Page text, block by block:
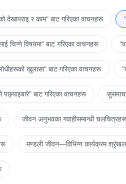
अनुकूल छैनौ। के दुष्टले पाउने जस्तै
दिनबाट उम्कन सक्दैन भन्‍ने कुरालाई
पत्ता लगाउनेछौ। जब त्यो दिन
सपनाहरू चकनाचूर हुनेछन्। तैपनि,
भए तापनि, मैले मानवजातिलाई दिने
गन्तव्यमा लैजान सक्‍ने म मात्रै हुँ भन्‍ने
र काम” बाट गरिएका वाचनहरू
चिन्‍ने विषयमा” बाट गरिएका वाचनहरू
खुलासा” बाट गरिएका वाचनहरू
बाट गरिएका वाचनहरू
जीवन अनुभवका गवाहीसम्‍बन्धी चलचित्रहरू
मण्डली जीवन—विभिन्‍न कार्यक्रम